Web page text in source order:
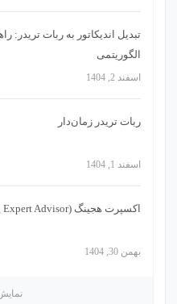
تبدیل اندیکاتور به ربات تریدر:
الگوریتمی
اسفند 2, 1404
ربات تریدر زمان‌دار
اسفند 1, 1404
اکسپرت هجینگ (Hedging Expert Advisor)
بهمن 30, 1404